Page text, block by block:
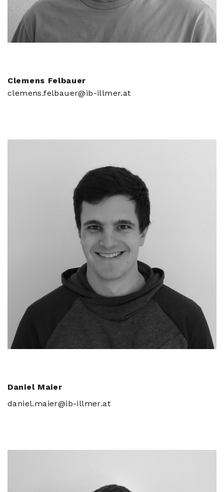
Clemens Felbauer
clemens.felbauer@ib-illmer.at
Daniel Maier
daniel.maier@ib-illmer.at